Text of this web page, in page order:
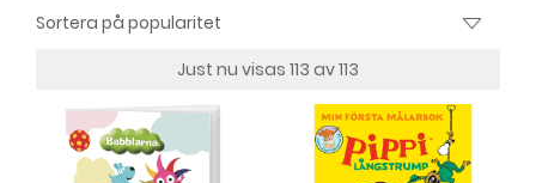
Just nu visas 113 av 113